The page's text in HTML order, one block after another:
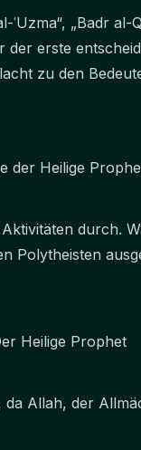
„Badr al-
der erste
zu den
der Heilige
durch.
Polytheisten
Heilige Prophet
da Allah, der